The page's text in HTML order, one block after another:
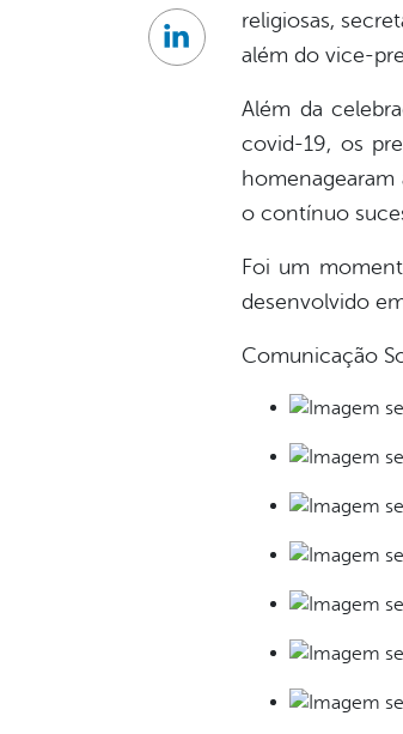
religiosas,
além do vice-
Além da
covid-19, os
o contínuo
Foi um
desenvolvido
Comunicação
Linkedin